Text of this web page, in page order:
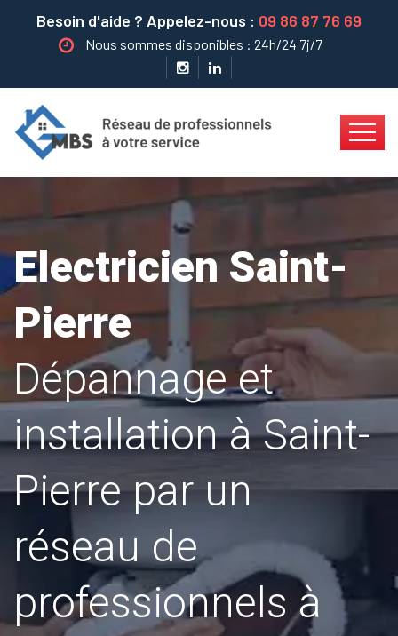
Besoin d'aide ? Appelez-nous : 09 86 87 76 69
Nous sommes disponibles : 24h/24 7j/7
Electricien Saint-
Pierre
Dépannage et
installation à Saint-
Pierre par un
réseau de
professionnels à